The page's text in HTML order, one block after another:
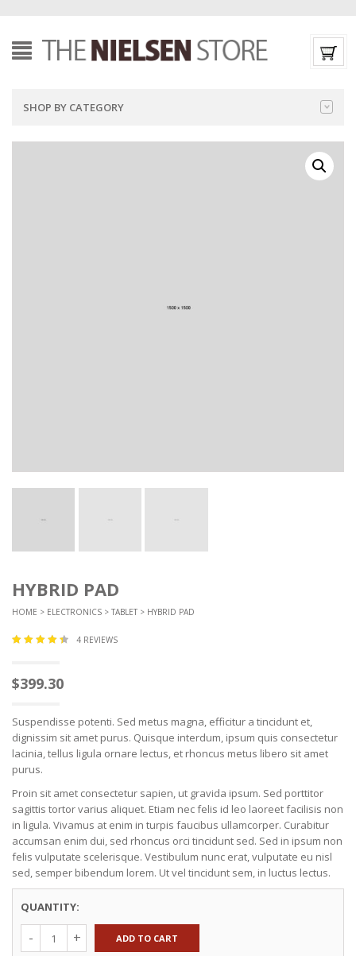
SHOP BY CATEGORY
HYBRID PAD
HOME > ELECTRONICS > TABLET > HYBRID PAD
4 REVIEWS
$399.30
Suspendisse potenti. Sed metus magna, efficitur a tincidunt et,
dignissim sit amet purus. Quisque interdum, ipsum quis consectetur
lacinia, tellus ligula ornare lectus, et rhoncus metus libero sit amet
purus.
Proin sit amet consectetur sapien, ut gravida ipsum. Sed porttitor
sagittis tortor varius aliquet. Etiam nec felis id leo laoreet facilisis non
in ligula. Vivamus at enim in turpis faucibus ullamcorper. Curabitur
accumsan enim dui, sed rhoncus orci tincidunt sed. Sed in ipsum non
felis vulputate scelerisque. Vestibulum nunc erat, vulputate eu nisl
sed, semper bibendum lorem. Ut vel tincidunt sem, in luctus lectus.
QUANTITY:
ADD TO CART